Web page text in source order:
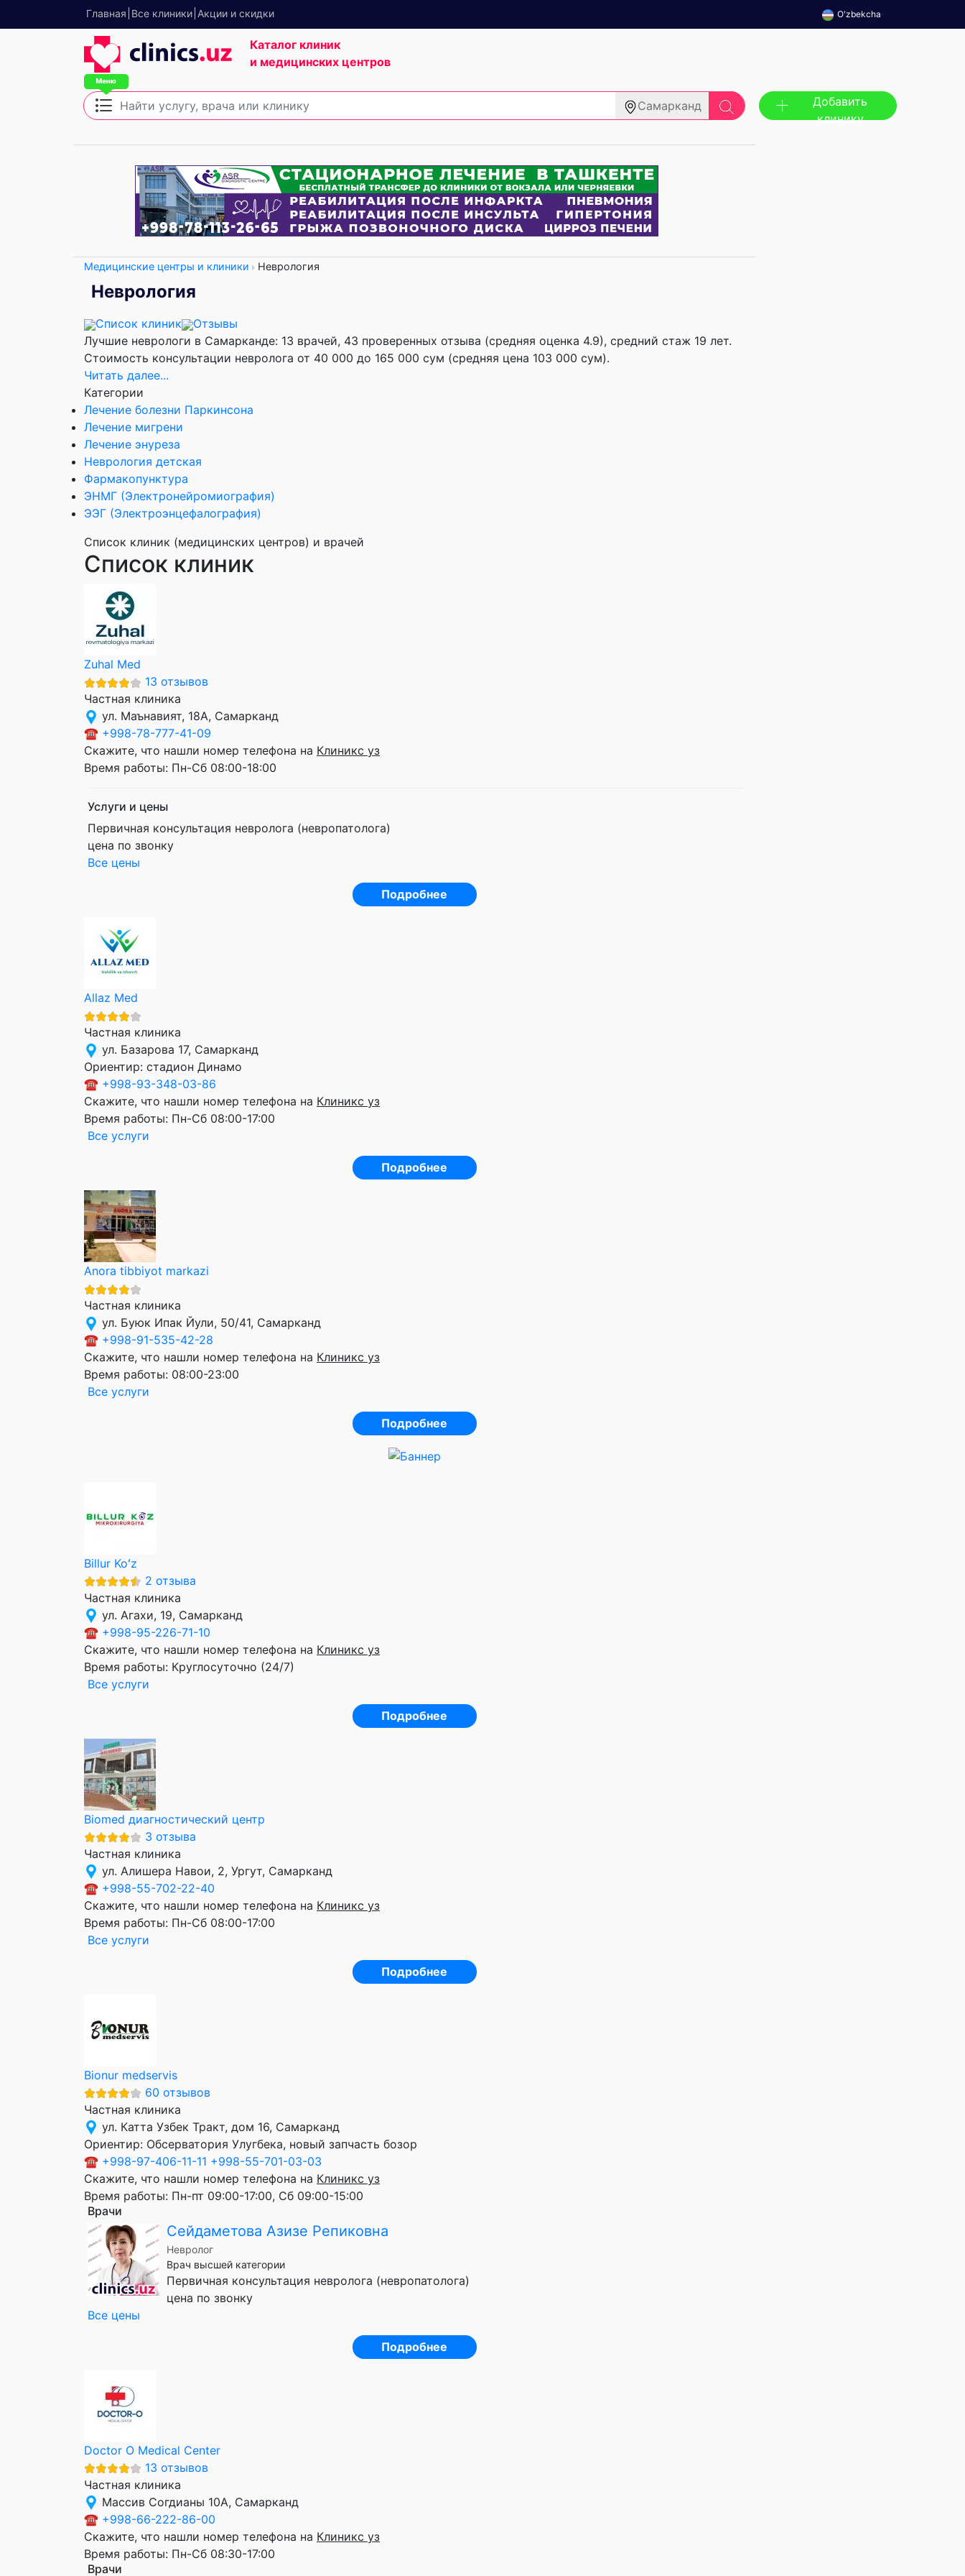
Главная Все клиники Акции и скидки O'zbekcha
Каталог клиник
и медицинских центров
Самарканд
Добавить
клинику
Медицинские центры и клиники Неврология
Неврология
Список клиник
Отзывы
Лучшие неврологи в Самарканде: 13 врачей, 43 проверенных отзыва (средняя оценка 4.9), cредний стаж 19 лет.
Стоимость консультации невролога от 40 000 до 165 000 сум (средняя цена 103 000 сум).
Читать далее...
Категории
Лечение болезни Паркинсона
Лечение мигрени
Лечение энуреза
Неврология детская
Фармакопунктура
ЭНМГ (Электронейромиография)
ЭЭГ (Электроэнцефалография)
Список клиник (медицинских центров) и врачей
Список клиник
Zuhal Med
13 отзывов
Частная клиника
ул. Маънавият, 18A, Самарканд
☎ +998-78-777-41-09
Скажите, что нашли номер телефона на Клиникс уз
Время работы: Пн-Сб 08:00-18:00
Услуги и цены
Первичная консультация невролога (невропатолога)
цена по звонку
Все цены
Подробнее
Allaz Med
Частная клиника
ул. Базарова 17, Самарканд
Ориентир: стадион Динамо
☎ +998-93-348-03-86
Скажите, что нашли номер телефона на Клиникс уз
Время работы: Пн-Сб 08:00-17:00
Все услуги
Подробнее
Anora tibbiyot markazi
Частная клиника
ул. Буюк Ипак Йули, 50/41, Самарканд
☎ +998-91-535-42-28
Скажите, что нашли номер телефона на Клиникс уз
Время работы: 08:00-23:00
Все услуги
Подробнее
Billur Koʻz
2 отзыва
Частная клиника
ул. Агахи, 19, Самарканд
☎ +998-95-226-71-10
Скажите, что нашли номер телефона на Клиникс уз
Время работы: Круглосуточно (24/7)
Все услуги
Подробнее
Biomed диагностический центр
3 отзыва
Частная клиника
ул. Алишера Навои, 2, Ургут, Самарканд
☎ +998-55-702-22-40
Скажите, что нашли номер телефона на Клиникс уз
Время работы: Пн-Сб 08:00-17:00
Все услуги
Подробнее
Bionur medservis
60 отзывов
Частная клиника
ул. Катта Узбек Тракт, дом 16, Самарканд
Ориентир: Обсерватория Улугбека, новый запчасть бозор
☎ +998-97-406-11-11 +998-55-701-03-03
Скажите, что нашли номер телефона на Клиникс уз
Время работы: Пн-пт 09:00-17:00, Сб 09:00-15:00
Врачи
Сейдаметова Азизе Репиковна
Невролог
Врач высшей категории
Первичная консультация невролога (невропатолога)
цена по звонку
Все цены
Подробнее
Doctor O Medical Center
13 отзывов
Частная клиника
Массив Согдианы 10А, Самарканд
☎ +998-66-222-86-00
Скажите, что нашли номер телефона на Клиникс уз
Время работы: Пн-Сб 08:30-17:00
Врачи